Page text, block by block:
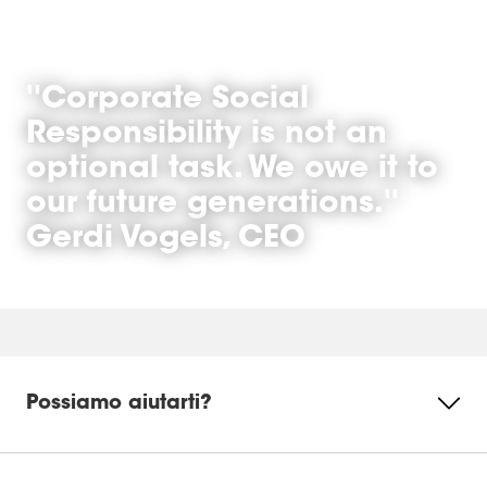
''Corporate Social
Responsibility is not an
optional task. We owe it to
our future generations.''
Gerdi Vogels, CEO
Possiamo aiutarti?